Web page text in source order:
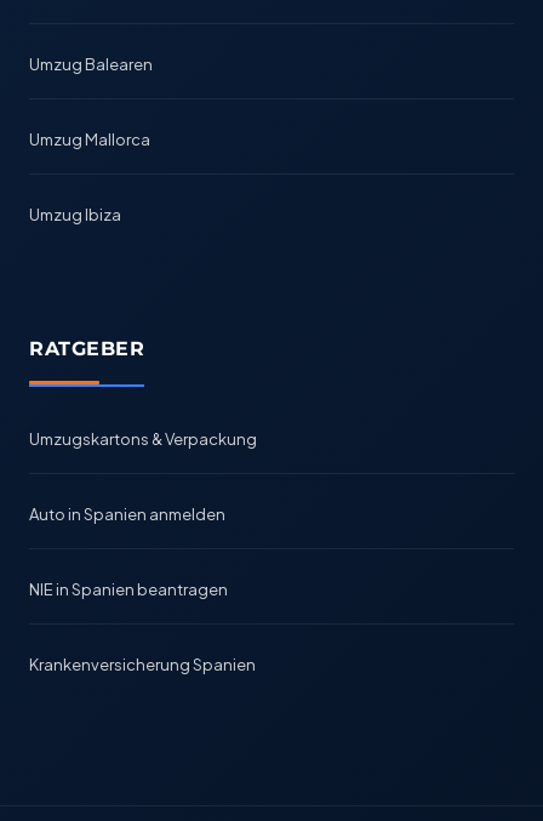
Umzug Balearen
Umzug Mallorca
Umzug Ibiza
RATGEBER
Umzugskartons & Verpackung
Auto in Spanien anmelden
NIE in Spanien beantragen
Krankenversicherung Spanien